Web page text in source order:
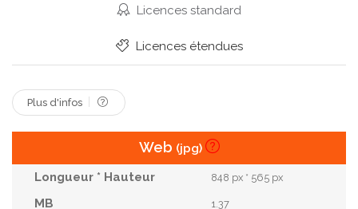
Vacances Vue
Licences standard
Licences étendues
Plus d'infos
Web (jpg)
848 px * 565 px
1.37